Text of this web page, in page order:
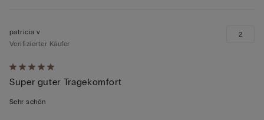
Mit
5
von
patricia v
Verifizierter Käufer
Super guter Tragekomfort
Sehr schön
2